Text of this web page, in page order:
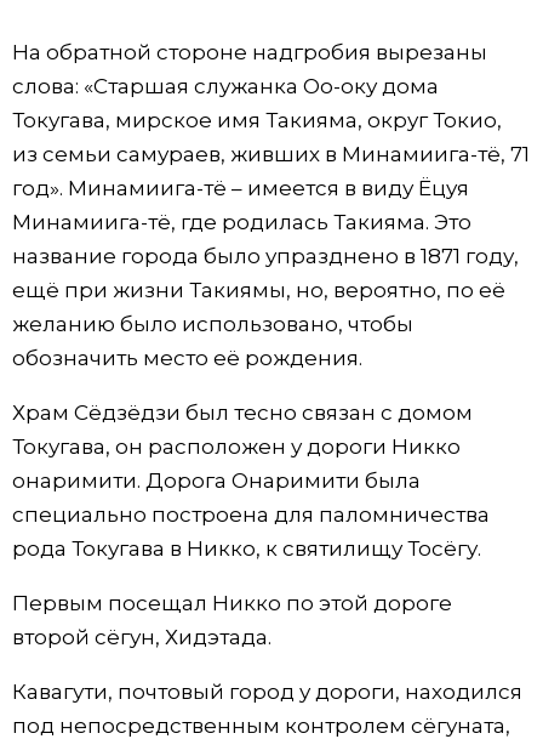
На обратной стороне надгробия вырезаны
слова: «Старшая служанка Оо-оку дома
Токугава, мирское имя Такияма, округ Токио,
из семьи самураев, живших в Минамиига-тё, 71
год». Минамиига-тё – имеется в виду Ёцуя
Минамиига-тё, где родилась Такияма. Это
название города было упразднено в 1871 году,
ещё при жизни Такиямы, но, вероятно, по её
желанию было использовано, чтобы
обозначить место её рождения.
Храм Сёдзёдзи был тесно связан с домом
Токугава, он расположен у дороги Никко
онаримити. Дорога Онаримити была
специально построена для паломничества
рода Токугава в Никко, к святилищу Тосёгу.
Первым посещал Никко по этой дороге
второй сёгун, Хидэтада.
Кавагути, почтовый город у дороги, находился
под непосредственным контролем сёгуната,